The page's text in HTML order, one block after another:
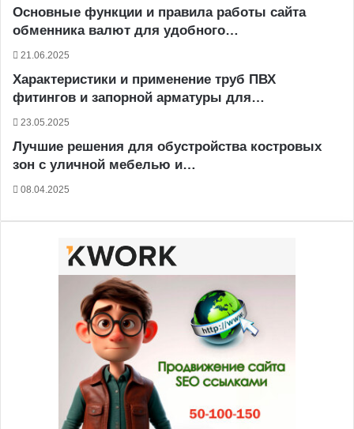
Основные функции и правила работы сайта
обменника валют для удобного…
21.06.2025
Характеристики и применение труб ПВХ
фитингов и запорной арматуры для…
23.05.2025
Лучшие решения для обустройства костровых
зон с уличной мебелью и…
08.04.2025